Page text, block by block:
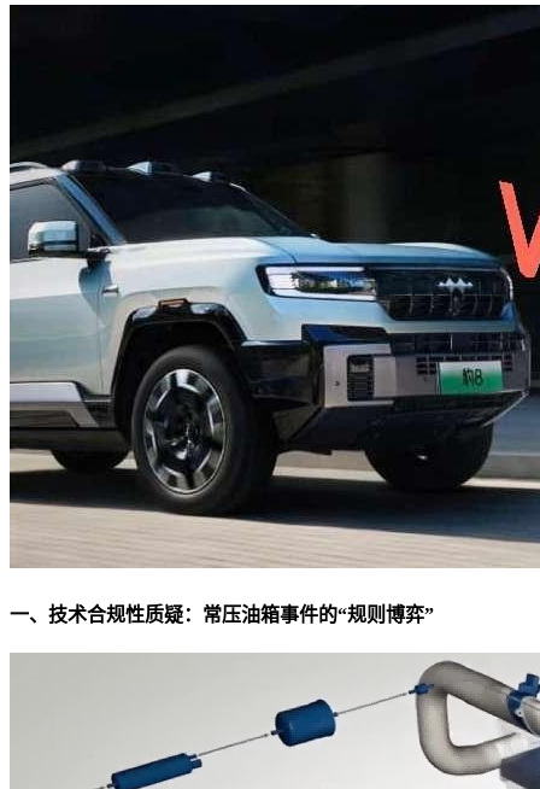
一、技术合规性质疑：常压油箱事件的“规则博弈”